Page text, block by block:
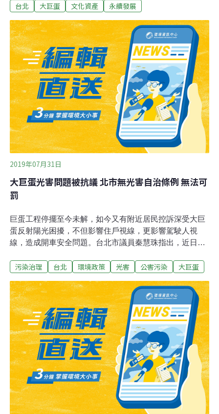
市定古蹟而受關注。大巨蛋連通道為報告案第9案，經文
李乾朗、劉淑音、張崑振、米復國、蔡元良現勘後，認定
無上述疑慮，所以不列審議案而採報告案方式。田瑋指
出，連通道離古蹟本身還有約18公尺，開工時需做好監測
保護計畫，例如開挖時古蹟是否傾斜或有裂縫、連續壁有
無崩塌等。
台北 大巨蛋 文化資產 永續發展
2019年07月31日
大巨蛋光害問題被抗議 北市無光害自治條例 無法可
罰
巨蛋工程停擺至今未解，如今又有附近居民控訴深受大巨
蛋反射陽光困擾，不但影響住戶視線，更影響駕駛人視
線，造成開車安全問題。台北市議員秦慧珠指出，近日接
住戶生活及駕駛人視線，居民已無法忍受，希望市政府能
加蓋或塗料，改善光害。此外，台北市議員許淑華昨表
示，大巨蛋的光害，也苦了對面的光復國小。她曾經辦理
會勘，要求大巨蛋代表要立即與建築團隊研議，如何改善
大巨蛋的外牆反光設施，但3個月的溝通處理結果，居然
只幫學校教室加裝窗簾。北市都發局坦承，都審時遠雄變
更大巨蛋屋頂立面材質，雖有都審委員提出光害反射問
題，但最後仍過關。遠雄昨受訪表示，將在工法上和施工
單位研擬改善。事實上光害目前北市無法可管，只能勸
導。過去環保局曾將「台北市光害防治管理自治條例草
案」、「台北市光害管制自治條例草案」送到議會審議，
但兩次都過
污染治理 台北 環境政策 光害 公害污染 大巨蛋